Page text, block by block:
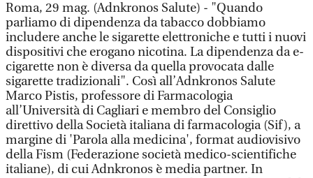
Roma, 29 mag. (Adnkronos Salute) - "Quando
parliamo di dipendenza da tabacco dobbiamo
includere anche le sigarette elettroniche e tutti i nuovi
dispositivi che erogano nicotina. La dipendenza da e-
cigarette non è diversa da quella provocata dalle
sigarette tradizionali". Così all’Adnkronos Salute
Marco Pistis, professore di Farmacologia
all’Università di Cagliari e membro del Consiglio
direttivo della Società italiana di farmacologia (Sif), a
margine di 'Parola alla medicina', format audiovisivo
della Fism (Federazione società medico-scientifiche
italiane), di cui Adnkronos è media partner. In